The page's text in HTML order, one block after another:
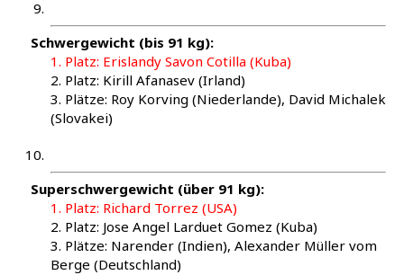
Schwer­ge­wicht (bis 91 kg):
1. Platz: Eris­lan­dy Savon Cot­il­la (Kuba)
2. Platz: Kirill Afa­nasev (Irland)
3. Plät­ze: Roy Kor­ving (Nie­der­lan­de), David Mich­alek
(Slo­va­kei)
Super­schwer­ge­wicht (über 91 kg):
1. Platz: Richard Tor­rez (USA)
2. Platz: Jose Angel Lar­duet Gomez (Kuba)
3. Plät­ze: Naren­der (Indi­en), Alex­an­der Mül­ler vom
Ber­ge (Deutsch­land)